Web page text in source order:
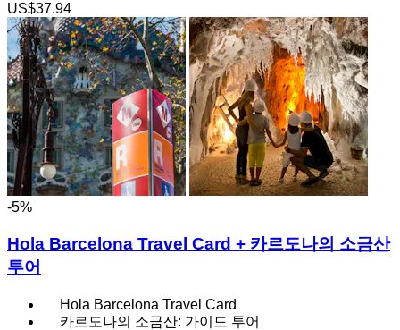
US$37.94
-5%
Hola Barcelona Travel Card + 카르도나의 소금산
투어
Hola Barcelona Travel Card
카르도나의 소금산: 가이드 투어